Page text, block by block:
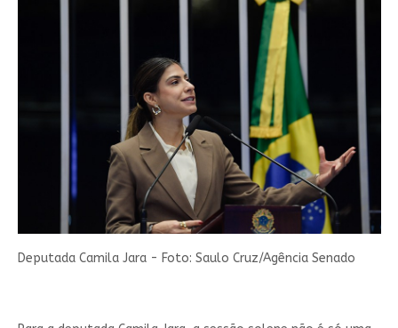
Deputada Camila Jara - Foto: Saulo Cruz/Agência Senado